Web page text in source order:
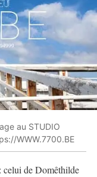
au STUDIO
WWW.7700.BE
celui de Domêthilde